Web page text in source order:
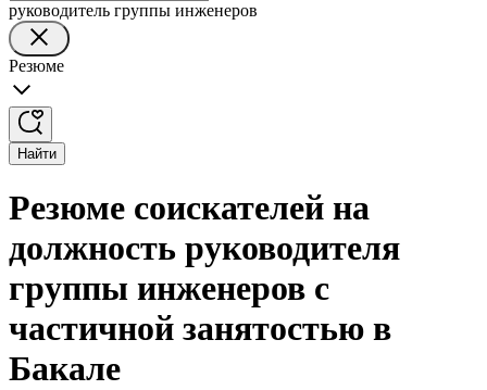
руководитель группы инженеров
Резюме
Найти
Резюме соискателей на
должность руководителя
группы инженеров с
частичной занятостью в
Бакале